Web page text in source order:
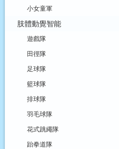
小女童軍
肢體動覺智能
遊戲隊
田徑隊
足球隊
籃球隊
排球隊
羽毛球隊
花式跳繩隊
跆拳道隊